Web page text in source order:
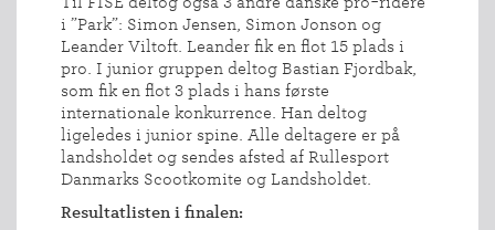
i ”Park”: Simon Jensen, Simon Jonson og
Leander Viltoft. Leander fik en flot 15 plads i
pro. I junior gruppen deltog Bastian Fjordbak,
som fik en flot 3 plads i hans første
internationale konkurrence. Han deltog
ligeledes i junior spine. Alle deltagere er på
landsholdet og sendes afsted af Rullesport
Danmarks Scootkomite og Landsholdet.
Resultatlisten i finalen: